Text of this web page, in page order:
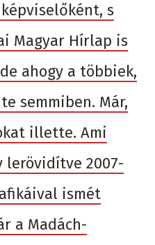
s
Magyar Hírlap is
ahogy a többiek,
semmiben. Már,
illette. Ami
lerövidítve 2007-
ismét
a Madách-